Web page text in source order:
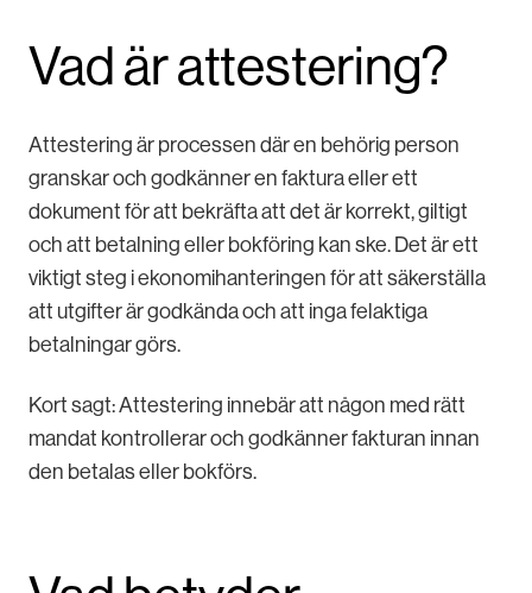
Vad är attestering?
Attestering är processen där en behörig person
granskar och godkänner en faktura eller ett
dokument för att bekräfta att det är korrekt, giltigt
och att betalning eller bokföring kan ske. Det är ett
viktigt steg i ekonomihanteringen för att säkerställa
att utgifter är godkända och att inga felaktiga
betalningar görs.
Kort sagt: Attestering innebär att någon med rätt
mandat kontrollerar och godkänner fakturan innan
den betalas eller bokförs.